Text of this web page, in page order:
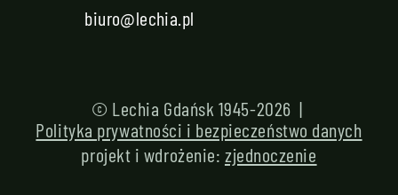
biuro@lechia.pl
© Lechia Gdańsk 1945-2026 |
Polityka prywatności i bezpieczeństwo danych
projekt i wdrożenie: zjednoczenie